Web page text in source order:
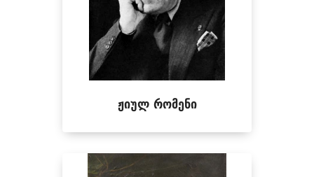
ჟიულ რომენი